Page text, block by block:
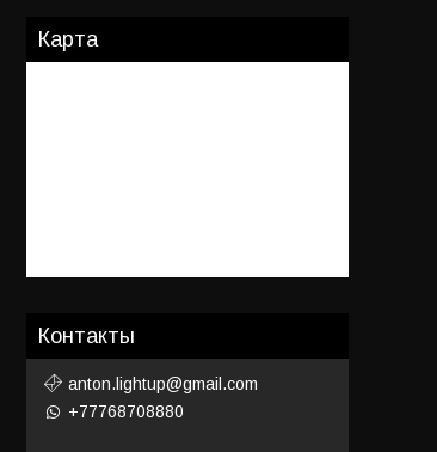
Карта
Контакты
anton.lightup@gmail.com
+77768708880